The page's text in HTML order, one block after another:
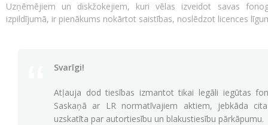
Uzņēmējiem un diskžokejiem, kuri vēlas izveidot savas
izpildījumā, ir pienākums nokārtot saistības, noslēdzot licences
Svarīgi!
Atļauja dod tiesības izmantot tikai legāli iegūtas
Saskaņā ar LR normatīvajiem aktiem, jebkāda
uzskatīta par autortiesību un blakustiesību pārkāpumu.